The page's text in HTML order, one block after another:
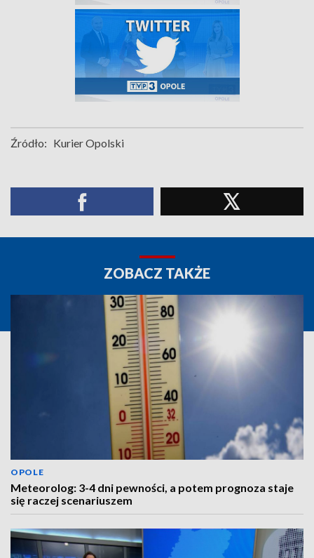
Źródło: Kurier Opolski
ZOBACZ TAKŻE
OPOLE
Meteorolog: 3-4 dni pewności, a potem prognoza staje
się raczej scenariuszem